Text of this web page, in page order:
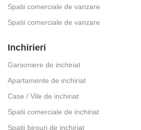
Spatii comerciale de vanzare
Spatii comerciale de vanzare
Inchirieri
Garsoniere de inchiriat
Apartamente de inchiriat
Case / Vile de inchiriat
Spatii comerciale de inchiriat
Spatii birouri de inchiriat